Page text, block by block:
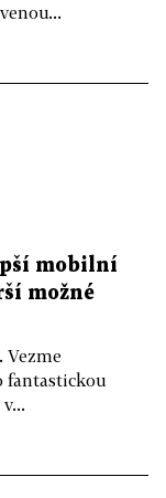
mobilní
možné
Vezme
fantastickou